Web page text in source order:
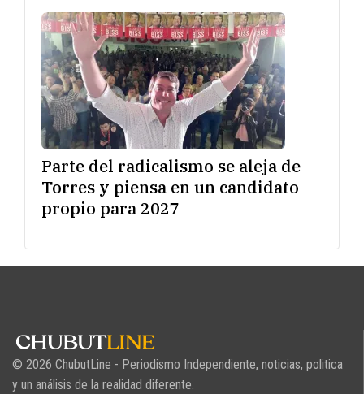
Parte del radicalismo se aleja de
Torres y piensa en un candidato
propio para 2027
© 2026 ChubutLine - Periodismo Independiente, noticias, politica
y un análisis de la realidad diferente.